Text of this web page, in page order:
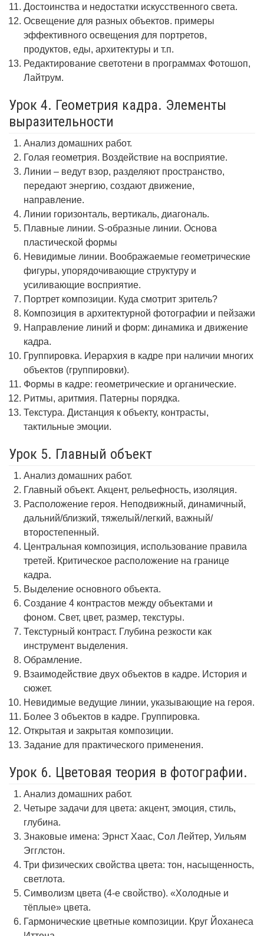
Достоинства и недостатки искусственного света.
Освещение для разных объектов. примеры
эффективного освещения для портретов,
продуктов, еды, архитектуры и т.п.
Редактирование светотени в программах Фотошоп,
Лайтрум.
Урок 4. Геометрия кадра. Элементы
выразительности
Анализ домашних работ.
Голая геометрия. Воздействие на восприятие.
Линии – ведут взор, разделяют пространство,
передают энергию, создают движение,
направление.
Линии горизонталь, вертикаль, диагональ.
Плавные линии. S-образные линии. Основа
пластической формы
Невидимые линии. Воображаемые геометрические
фигуры, упорядочивающие структуру и
усиливающие восприятие.
Портрет композиции. Куда смотрит зритель?
Композиция в архитектурной фотографии и пейзажи
Направление линий и форм: динамика и движение
кадра.
Группировка. Иерархия в кадре при наличии многих
объектов (группировки).
Формы в кадре: геометрические и органические.
Ритмы, аритмия. Патерны порядка.
Текстура. Дистанция к объекту, контрасты,
тактильные эмоции.
Урок 5. Главный объект
Анализ домашних работ.
Главный объект. Акцент, рельефность, изоляция.
Расположение героя. Неподвижный, динамичный,
дальний/близкий, тяжелый/легкий, важный/
второстепенный.
Центральная композиция, использование правила
третей. Критическое расположение на границе
кадра.
Выделение основного объекта.
Создание 4 контрастов между объектами и
фоном. Свет, цвет, размер, текстуры.
Текстурный контраст. Глубина резкости как
инструмент выделения.
Обрамление.
Взаимодействие двух объектов в кадре. История и
сюжет.
Невидимые ведущие линии, указывающие на героя.
Более 3 объектов в кадре. Группировка.
Открытая и закрытая композиции.
Задание для практического применения.
Урок 6. Цветовая теория в фотографии.
Анализ домашних работ.
Четыре задачи для цвета: акцент, эмоция, стиль,
глубина.
Знаковые имена: Эрнст Хаас, Сол Лейтер, Уильям
Эгглстон.
Три физических свойства цвета: тон, насыщенность,
светлота.
Символизм цвета (4-е свойство). «Холодные и
тёплые» цвета.
Гармонические цветные композиции. Круг Йоханеса